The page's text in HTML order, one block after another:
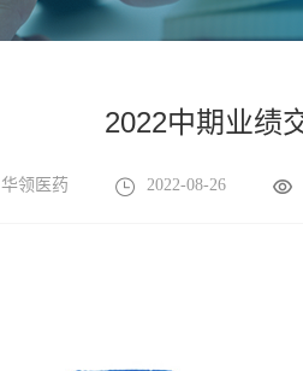
2022中期业绩
华领医药 2022-08-26